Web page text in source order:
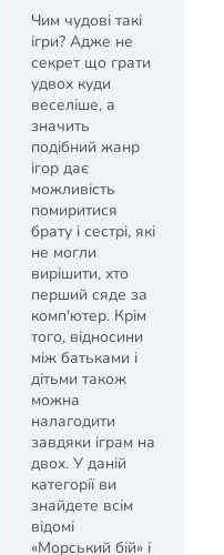
Чим чудові такі
ігри? Адже не
секрет що грати
удвох куди
веселіше, а
значить
подібний жанр
ігор дає
можливість
помиритися
брату і сестрі, які
не могли
вирішити, хто
перший сяде за
комп'ютер. Крім
того, відносини
між батьками і
дітьми також
можна
налагодити
завдяки іграм на
двох. У даній
категорії ви
знайдете всім
відомі
«Морський бій» і